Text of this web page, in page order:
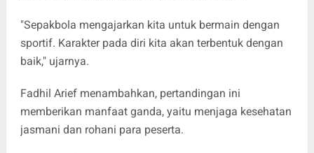
"Sepakbola mengajarkan kita untuk bermain dengan
sportif. Karakter pada diri kita akan terbentuk dengan
baik," ujarnya.
Fadhil Arief menambahkan, pertandingan ini
memberikan manfaat ganda, yaitu menjaga kesehatan
jasmani dan rohani para peserta.